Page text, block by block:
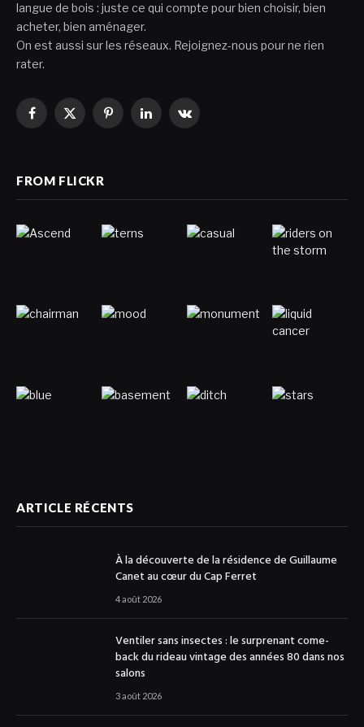
langue de bois : juste ce qui compte pour bien choisir, bien
acheter, bien aménager.
On est aussi sur les réseaux. Rejoignez-nous pour ne rien
rater.
Facebook
X
PinterestLinkedInVKontakte
FROM FLICKR
ARTICLE RÉCENTS
À la découverte de la résidence de Guillaume
Canet au cœur du Cap Ferret
4 août 2026
Ventiler sans insectes : le surprenant come-
back du rideau vintage des années 80 dans nos
salons
3 août 2026